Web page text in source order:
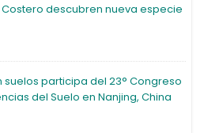
descubren nueva especie
suelos participa del 23° Congreso
del Suelo en Nanjing, China